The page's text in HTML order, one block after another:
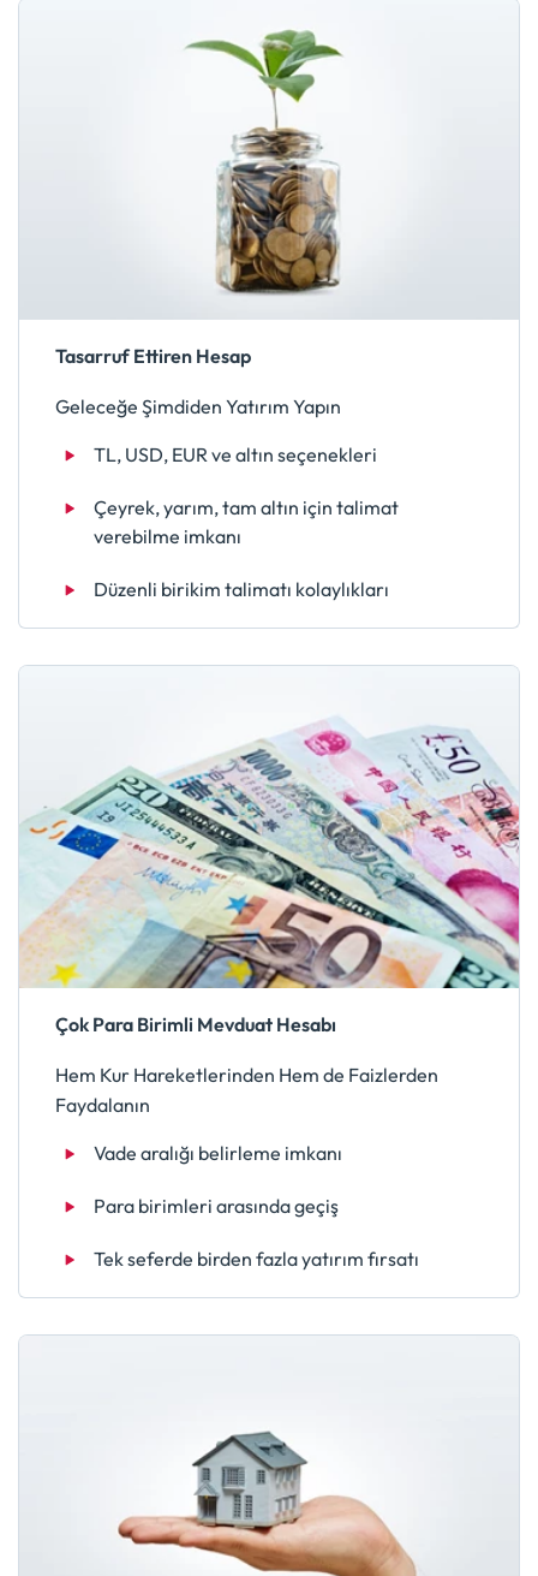
Tasarruf Ettiren Hesap
Geleceğe Şimdiden Yatırım Yapın
TL, USD, EUR ve altın seçenekleri
Çeyrek, yarım, tam altın için talimat
verebilme imkanı
Düzenli birikim talimatı kolaylıkları
Çok Para Birimli Mevduat Hesabı
Hem Kur Hareketlerinden Hem de Faizlerden
Faydalanın
Vade aralığı belirleme imkanı
Para birimleri arasında geçiş
Tek seferde birden fazla yatırım fırsatı